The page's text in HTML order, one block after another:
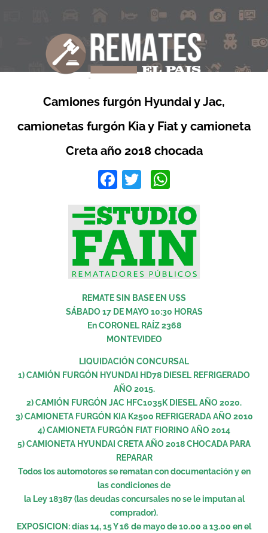
Camiones furgón Hyundai y Jac,
camionetas furgón Kia y Fiat y camioneta
Creta año 2018 chocada
Facebook
Twitter
REMATE SIN BASE EN U$S
SÁBADO 17 DE MAYO 10:30 HORAS
En CORONEL RAÍZ 2368
MONTEVIDEO
LIQUIDACIÓN CONCURSAL
1) CAMIÓN FURGÓN HYUNDAI HD78 DIESEL REFRIGERADO
AÑO 2015.
2) CAMIÓN FURGÓN JAC HFC1035K DIESEL AÑO 2020.
3) CAMIONETA FURGÓN KIA K2500 REFRIGERADA AÑO 2010
4) CAMIONETA FURGÓN FIAT FIORINO AÑO 2014
5) CAMIONETA HYUNDAI CRETA AÑO 2018 CHOCADA PARA
REPARAR
Todos los automotores se rematan con documentación y en
las condiciones de
la Ley 18387 (las deudas concursales no se le imputan al
comprador).
EXPOSICION: días 14, 15 Y 16 de mayo de 10.00 a 13.00 en el